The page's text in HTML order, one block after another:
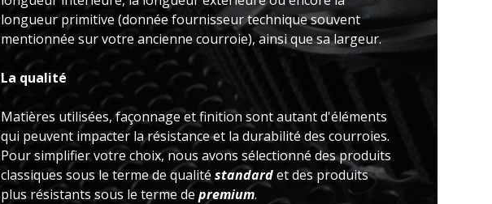
longueur primitive (donnée fournisseur technique souvent
mentionnée sur votre ancienne courroie), ainsi que sa largeur.
La qualité
Matières utilisées, façonnage et finition sont autant d'éléments
qui peuvent impacter la résistance et la durabilité des courroies.
Pour simplifier votre choix, nous avons sélectionné des produits
classiques sous le terme de qualité standardet des produits
plus résistants sous le terme de premium.